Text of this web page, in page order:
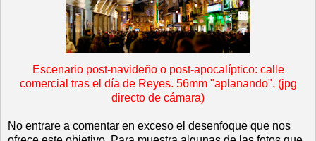
Escenario post-navideño o post-apocalíptico: calle
comercial tras el día de Reyes. 56mm "aplanando". (jpg
directo de cámara)
No entrare a comentar en exceso el desenfoque que nos